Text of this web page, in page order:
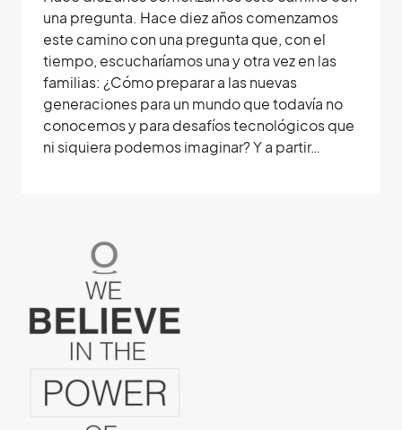
una pregunta. Hace diez años comenzamos
este camino con una pregunta que, con el
tiempo, escucharíamos una y otra vez en las
familias: ¿Cómo preparar a las nuevas
generaciones para un mundo que todavía no
conocemos y para desafíos tecnológicos que
ni siquiera podemos imaginar? Y a partir…